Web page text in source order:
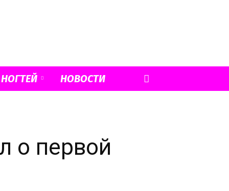
НОВОСТИ
о первой